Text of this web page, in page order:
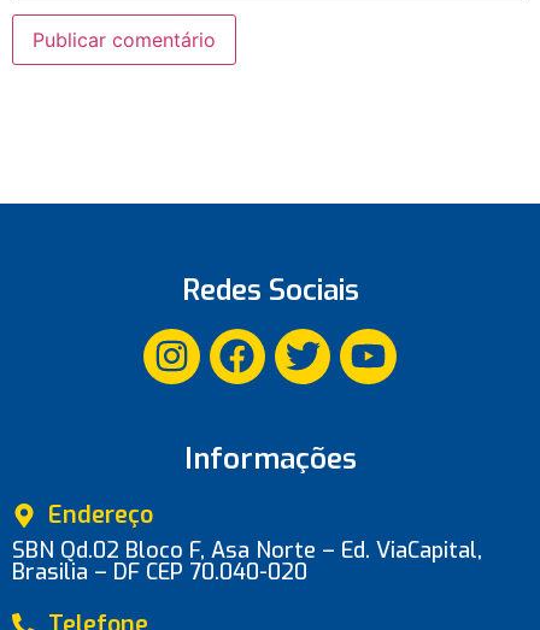
Redes Sociais
Informações
Endereço
SBN Qd.02 Bloco F, Asa Norte – Ed. ViaCapital,
Brasilia – DF CEP 70.040-020